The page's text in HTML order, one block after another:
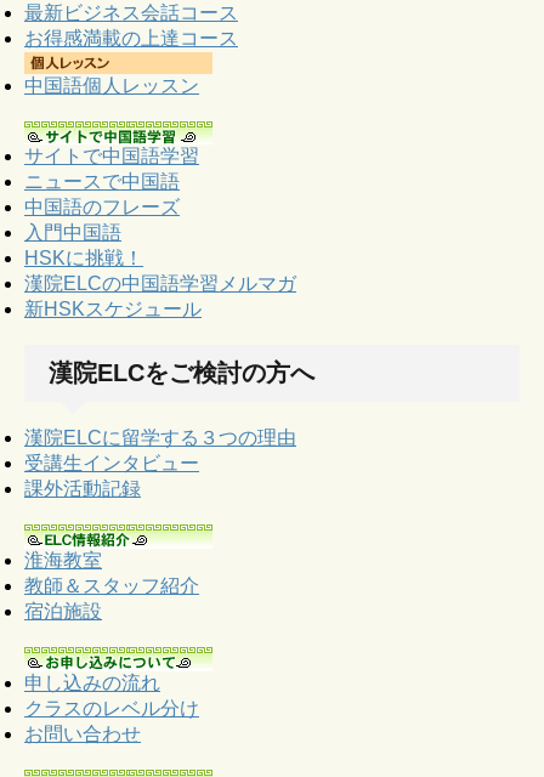
最新ビジネス会話コース
お得感満載の上達コース
中国語個人レッスン
サイトで中国語学習
ニュースで中国語
中国語のフレーズ
入門中国語
HSKに挑戦！
漢院ELCの中国語学習メルマガ
新HSKスケジュール
漢院ELCをご検討の方へ
漢院ELCに留学する３つの理由
受講生インタビュー
課外活動記録
淮海教室
教師＆スタッフ紹介
宿泊施設
申し込みの流れ
クラスのレベル分け
お問い合わせ